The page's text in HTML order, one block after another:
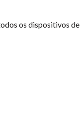
os dispositivos de